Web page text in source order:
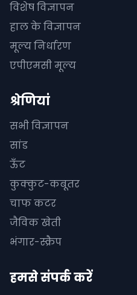
विशेष विज्ञापन
हाल के विज्ञापन
मूल्य निर्धारण
एपीएमसी मूल्य
श्रेणियां
सभी विज्ञापन
सांड
ऊँट
कुक्कुट-कबूतर
चाफ कटर
जैविक खेती
भंगार-स्क्रैप
हमसे संपर्क करें